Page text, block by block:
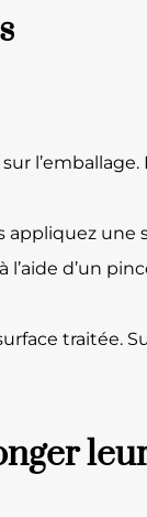
une
d’un
traitée.